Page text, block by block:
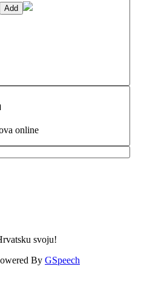
online
svoju!
By GSpeech